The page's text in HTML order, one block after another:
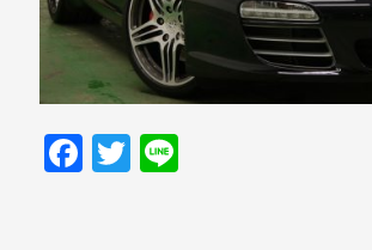
Facebook
Twitter